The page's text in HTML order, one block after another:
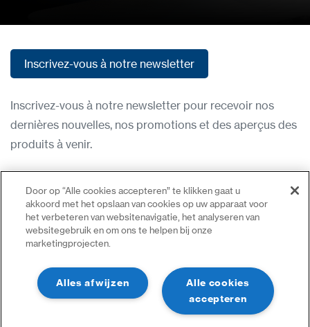
Inscrivez-vous à notre newsletter
Inscrivez-vous à notre newsletter pour recevoir nos
dernières nouvelles, nos promotions et des aperçus des
produits à venir.
Condititions d'utilisation
Politique de confidentialité
Nous contacter
Se connecter
Plan du site
Door op “Alle cookies accepteren” te klikken gaat u
akkoord met het opslaan van cookies op uw apparaat voor
het verbeteren van websitenavigatie, het analyseren van
websitegebruik en om ons te helpen bij onze
marketingprojecten.
Alle cookies
accepteren
Alles afwijzen